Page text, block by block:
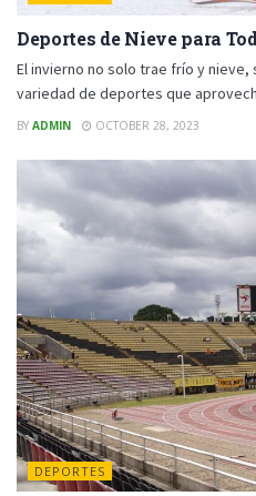
Deportes de Nieve para
El invierno no solo trae frío y nieve,
variedad de deportes que
BY ADMIN OCTOBER 28, 2023
DEPORTES